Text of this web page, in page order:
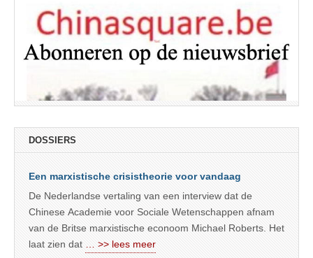
DOSSIERS
Een marxistische crisistheorie voor vandaag
De Nederlandse vertaling van een interview dat de
Chinese Academie voor Sociale Wetenschappen afnam
van de Britse marxistische econoom Michael Roberts. Het
laat zien dat
… >> lees meer